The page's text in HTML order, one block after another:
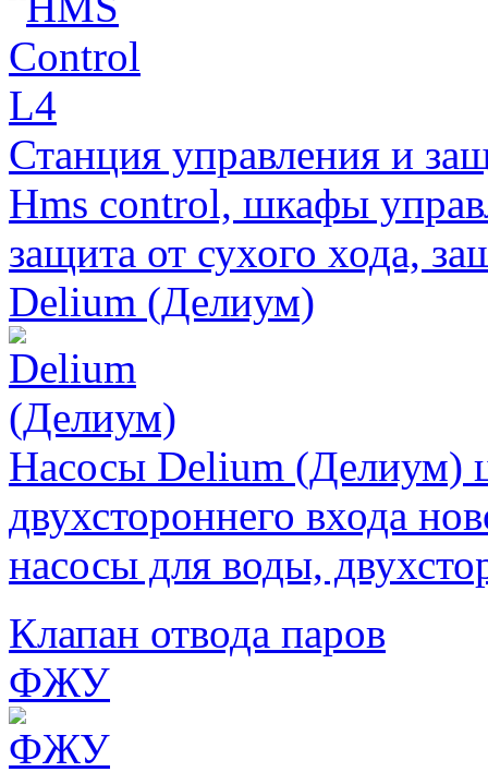
Станция управления и
Hms control, шкафы
защита от сухого хода,
Delium (Делиум)
Насосы Delium (Делиум)
двухстороннего входа
насосы для воды,
Клапан отвода паров
ФЖУ